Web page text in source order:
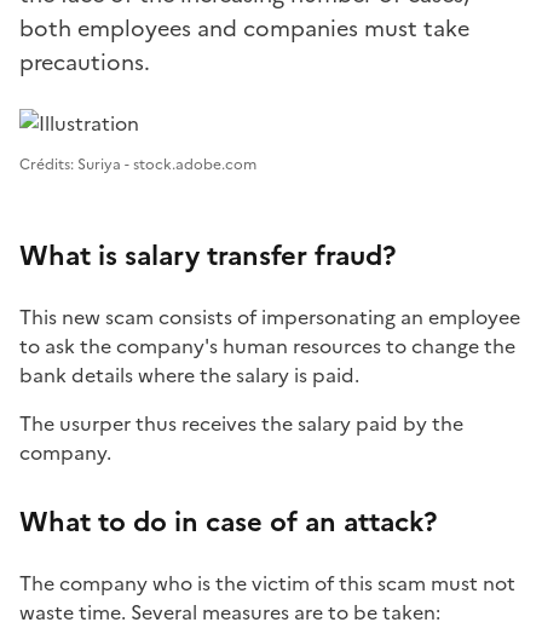
both employees and companies must take
precautions.
Image 1
Crédits: Suriya - stock.adobe.com
What is salary transfer fraud?
This new scam consists of impersonating an employee
to ask the company's human resources to change the
bank details where the salary is paid.
The usurper thus receives the salary paid by the
company.
What to do in case of an attack?
The company who is the victim of this scam must not
waste time. Several measures are to be taken: